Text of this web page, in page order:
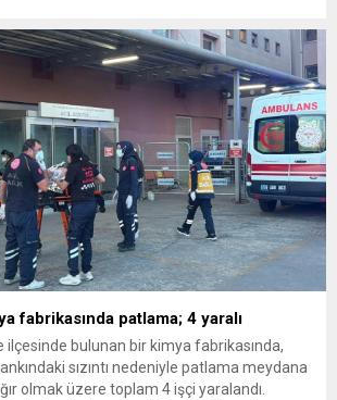
çalışmaları devam ediyor. İstanbul’da...
fabrikasında patlama; 4 yaralı
ilçesinde bulunan bir kimya fabrikasında,
sızıntı nedeniyle patlama meydana
olmak üzere toplam 4 işçi yaralandı.